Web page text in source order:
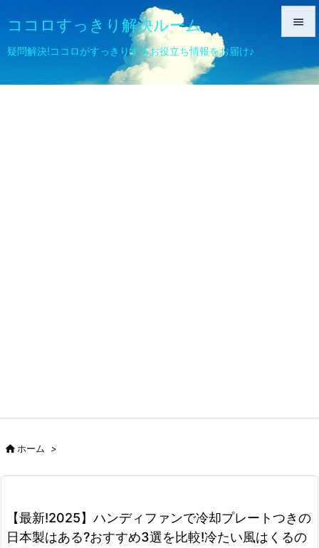
ココロすっきり解決ルーム
疑問解決!ココロがすっきりするお役立ち情報をお届け♪

メニュ

ホーム >
【最新!2025】ハンディファンで冷却プレートつきの
日本製はある?おすすめ3選を比較!冷たい風はくるの